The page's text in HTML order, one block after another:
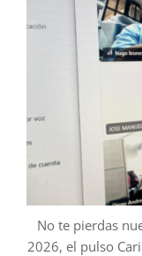
No te pierdas
2026, el pulso